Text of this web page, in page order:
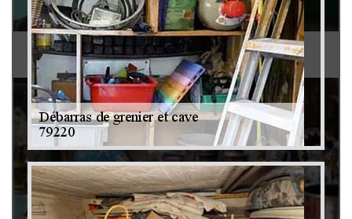
Débarras de grenier et cave 79